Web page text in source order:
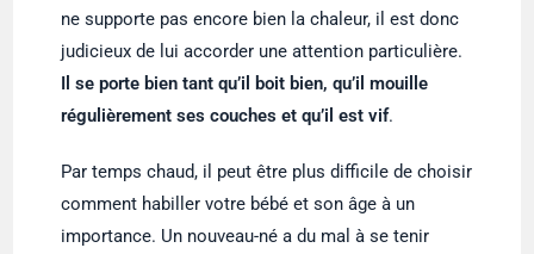
ne supporte pas encore bien la chaleur, il est donc
judicieux de lui accorder une attention particulière.
Il se porte bien tant qu’il boit bien, qu’il mouille
régulièrement ses couches et qu’il est vif.
Par temps chaud, il peut être plus difficile de choisir
comment habiller votre bébé et son âge à un
importance. Un nouveau-né a du mal à se tenir